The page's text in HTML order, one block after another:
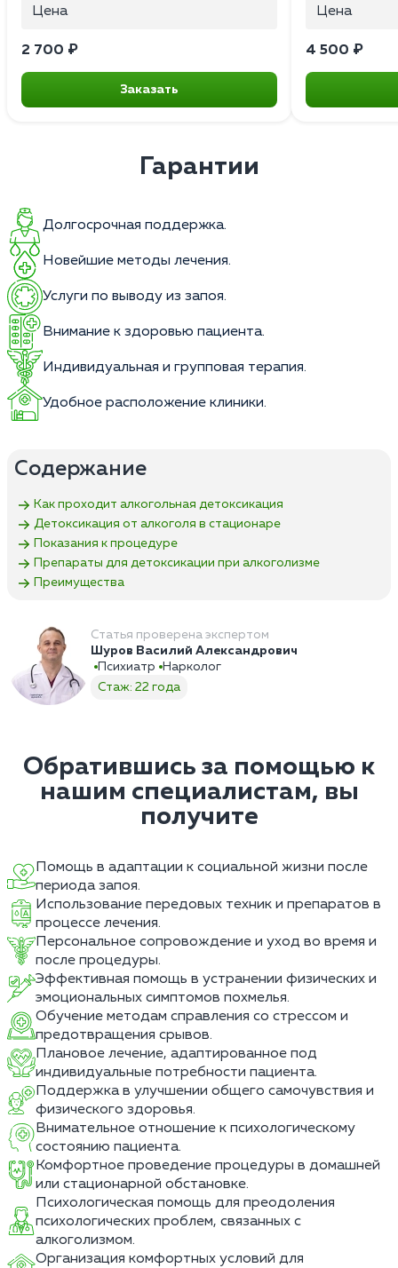
Цена
2 700 ₽
Заказать
Цена
4 500 ₽
Гарантии
Долгосрочная поддержка.
Новейшие методы лечения.
Услуги по выводу из запоя.
Внимание к здоровью пациента.
Индивидуальная и групповая терапия.
Удобное расположение клиники.
Содержание
Как проходит алкогольная детоксикация
Детоксикация от алкоголя в стационаре
Показания к процедуре
Препараты для детоксикации при алкоголизме
Преимущества
Статья проверена экспертом
Шуров Василий Александрович
Психиатр
Нарколог
Стаж: 22 года
Обратившись за помощью к
нашим специалистам, вы
получите
Помощь в адаптации к социальной жизни после
периода запоя.
Использование передовых техник и препаратов в
процессе лечения.
Персональное сопровождение и уход во время и
после процедуры.
Эффективная помощь в устранении физических и
эмоциональных симптомов похмелья.
Обучение методам справления со стрессом и
предотвращения срывов.
Плановое лечение, адаптированное под
индивидуальные потребности пациента.
Поддержка в улучшении общего самочувствия и
физического здоровья.
Внимательное отношение к психологическому
состоянию пациента.
Комфортное проведение процедуры в домашней
или стационарной обстановке.
Психологическая помощь для преодоления
психологических проблем, связанных с
алкоголизмом.
Организация комфортных условий для